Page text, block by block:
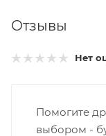
Отзывы
Нет
Помогите
выбором -